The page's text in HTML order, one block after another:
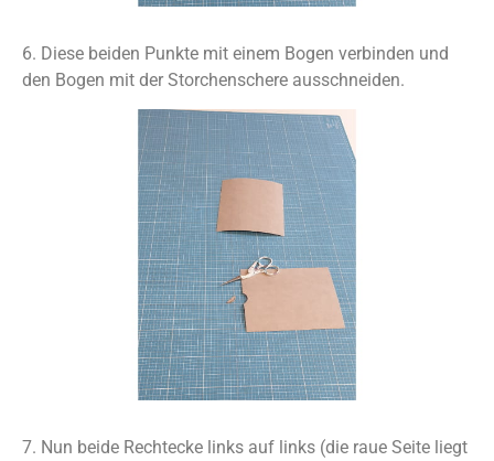
6. Diese beiden Punkte mit einem Bogen verbinden und
den Bogen mit der Storchenschere ausschneiden.
7. Nun beide Rechtecke links auf links (die raue Seite liegt